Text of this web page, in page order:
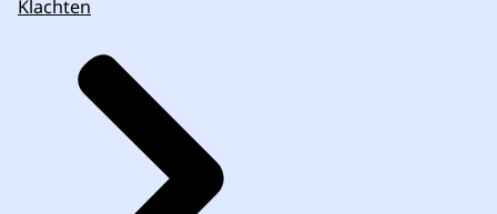
Klachten